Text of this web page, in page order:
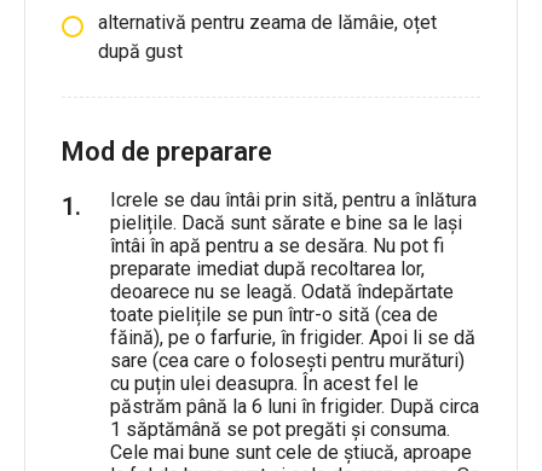
alternativă pentru zeama de lămâie, oțet
după gust
Mod de preparare
Icrele se dau întâi prin sită, pentru a înlătura
pielițile. Dacă sunt sărate e bine sa le lași
întâi în apă pentru a se desăra. Nu pot fi
preparate imediat după recoltarea lor,
deoarece nu se leagă. Odată îndepărtate
toate pielițile se pun într-o sită (cea de
făină), pe o farfurie, în frigider. Apoi li se dă
sare (cea care o folosești pentru murături)
cu puțin ulei deasupra. În acest fel le
păstrăm până la 6 luni în frigider. După circa
1 săptămână se pot pregăti și consuma.
Cele mai bune sunt cele de știucă, aproape